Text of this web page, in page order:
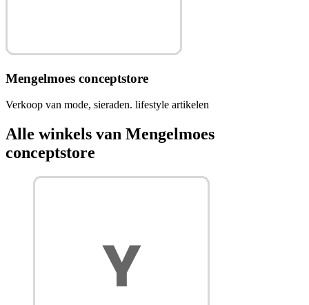
Mengelmoes conceptstore
Verkoop van mode, sieraden. lifestyle artikelen
Alle winkels van Mengelmoes
conceptstore